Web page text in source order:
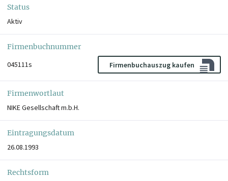
Status
Aktiv
Firmenbuchnummer
045111s
Firmenbuchauszug kaufen
Firmenwortlaut
NIKE Gesellschaft m.b.H.
Eintragungsdatum
26.08.1993
Rechtsform